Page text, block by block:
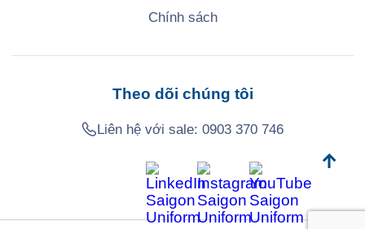
Chính sách
Theo dõi chúng tôi
Liên hệ với sale:0903 370 746